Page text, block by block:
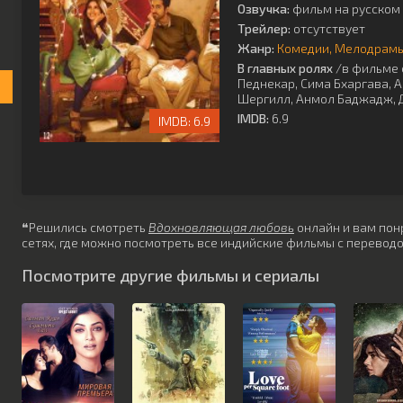
6.9
Озвучка: фильм на
Трейлер: отсутствует
Жанр: Комедии
В главных ролях /в фильме
Педнекар, Сима Бхаргава,
Шергилл, Анмол Баджадж,
IMDB: 6.9
❝Решились смотреть Вдохновляющая любовь онлайн и вам
сетях, где можно посмотреть все индийские фильмы с
Посмотрите другие фильмы и сериалы